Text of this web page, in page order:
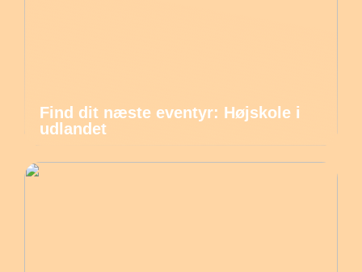
Find dit næste eventyr: Højskole i
udlandet